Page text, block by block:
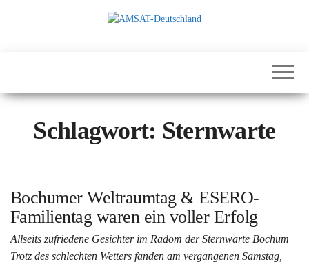
Education
Schlagwort: Sternwarte
Bochumer Weltraumtag & ESERO-
Familientag waren ein voller Erfolg
Allseits zufriedene Gesichter im Radom der Sternwarte Bochum
Trotz des schlechten Wetters fanden am vergangenen Samstag,